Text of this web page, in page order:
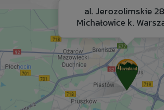
al. Jerozolimskie
Michałowice k.